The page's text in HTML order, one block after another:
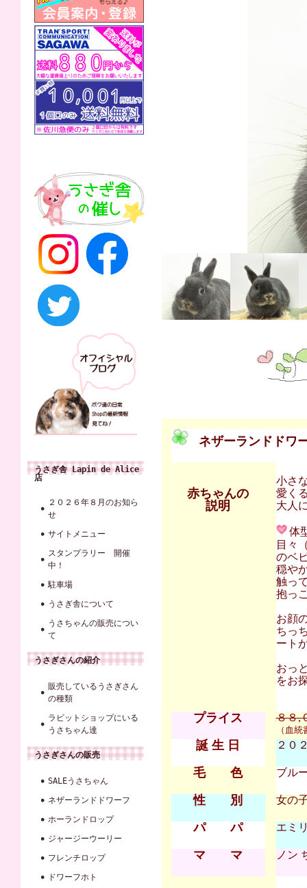
うさぎ舎 Lapin de Alice
店
２０２６年８月のお知ら
せ
サイトメニュー
スタンプラリー 開催
中！
駐車場
うさぎ舎について
うさちゃんの販売につい
て
うさぎさんの紹介
販売しているうさぎさん
の種類
ラビットショップにいる
うさちゃん達
うさぎさんの販売
SALEうさちゃん
ネザーランドドワーフ
ホーランドロップ
ジャージーウーリー
フレンチロップ
ドワーフホト
ネザーランドドワ
赤ちゃんの
説明
小さ
愛く
大人
体
目々
のベ
穏や
触っ
抱っ
お顔
ちっ
ート
おっ
をお
プライス ８８,
（血
誕 生 日 ２０
毛 色 ブル
性 別 女の
パ パ エミ
マ マ ノン